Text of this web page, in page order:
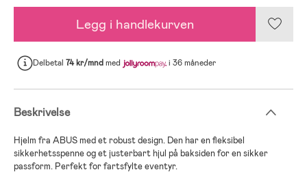
Legg i handlekurven
Delbetal 74 kr/mndmed i 36 måneder
Beskrivelse
Hjelm fra ABUS med et robust design. Den har en fleksibel
sikkerhetsspenne og et justerbart hjul på baksiden for en sikker
passform. Perfekt for fartsfylte eventyr.